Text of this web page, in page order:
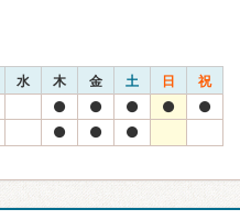
水 木 金 土 日 祝